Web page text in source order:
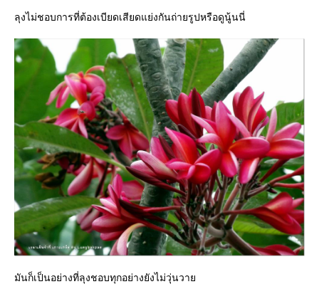
ลุงไม่ชอบการที่ต้องเบียดเสียดแย่งกันถ่ายรูปหรือดูนู้นนี่
มันก็เป็นอย่างที่ลุงชอบทุกอย่างยังไม่วุ่นวา